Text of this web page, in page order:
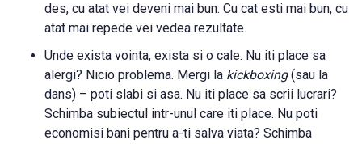
des, cu atat vei deveni mai bun. Cu cat esti mai bun, cu
atat mai repede vei vedea rezultate.
Unde exista vointa, exista si o cale. Nu iti place sa
alergi? Nicio problema. Mergi la kickboxing(sau la
dans) – poti slabi si asa. Nu iti place sa scrii lucrari?
Schimba subiectul intr-unul care iti place. Nu poti
economisi bani pentru a-ti salva viata? Schimba